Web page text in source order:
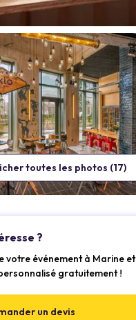
toutes les photos (17)
?
votre événement à Marine et
gratuitement !
un devis